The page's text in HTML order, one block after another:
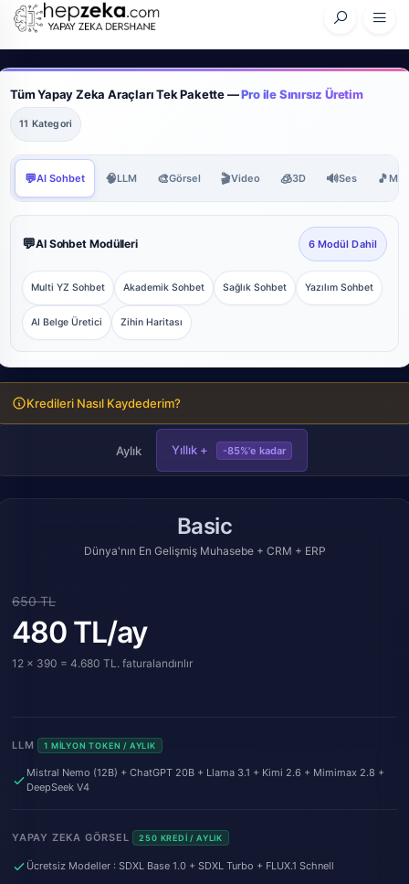
Tüm Yapay Zeka Araçları Tek Pakette —Pro ile Sınırsız Üretim
11 Kategori
💬AI Sohbet 🧠LLM 🎨Görsel 🎬Video 🧊3D 🔊Ses 🎵
💬AI Sohbet Modülleri 6 Modül Dahil
Multi YZ Sohbet Akademik Sohbet Sağlık Sohbet Yazılım Sohbet
AI Belge Üretici Zihin Haritası
Kredileri Nasıl Kaydederim?
Aylık Yıllık + -85%'e kadar
Basic
Dünya'nın En Gelişmiş Muhasebe + CRM + ERP
650 TL
480 TL/ay
12 x 390 = 4.680 TL. faturalandırılır
LLM 1 MILYON TOKEN / AYLIK
Mistral Nemo (12B) + ChatGPT 20B + Llama 3.1 + Kimi 2.6 + Mimimax 2.8 +
DeepSeek V4
YAPAY ZEKA GÖRSEL 250 KREDI / AYLIK
Ücretsiz Modeller : SDXL Base 1.0 + SDXL Turbo + FLUX.1 Schnell